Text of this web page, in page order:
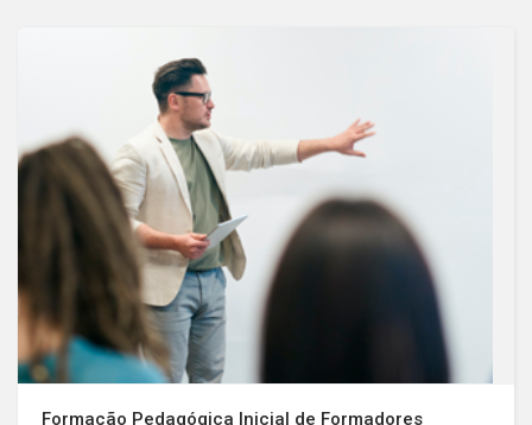
Formação Pedagógica Inicial de Formadores